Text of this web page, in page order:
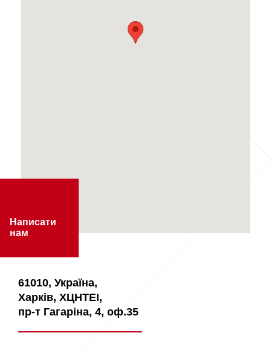
Написати
нам
61010, Україна,
Харків, ХЦНТЕІ,
пр-т Гагаріна, 4, оф.35